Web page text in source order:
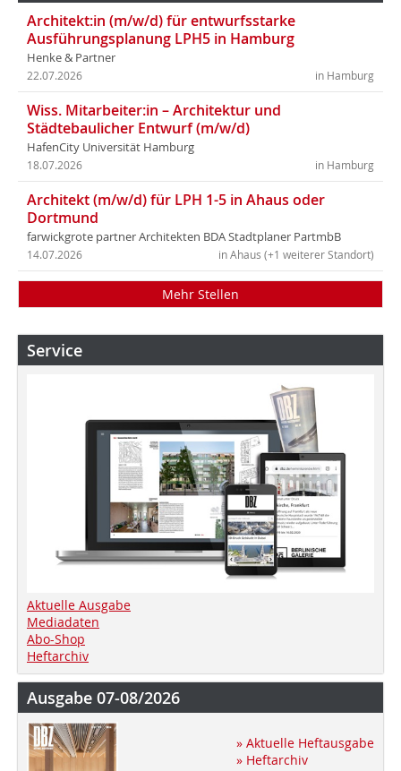
Architekt:in (m/w/d) für entwurfsstarke
Ausführungsplanung LPH5 in Hamburg
Henke & Partner
in Hamburg
22.07.2026
Wiss. Mitarbeiter:in – Architektur und
Städtebaulicher Entwurf (m/w/d)
HafenCity Universität Hamburg
in Hamburg
18.07.2026
Architekt (m/w/d) für LPH 1-5 in Ahaus oder
Dortmund
farwickgrote partner Architekten BDA Stadtplaner PartmbB
in Ahaus (+1 weiterer Standort)
14.07.2026
Mehr Stellen
Service
Aktuelle Ausgabe
Mediadaten
Abo-Shop
Heftarchiv
Ausgabe 07-08/2026
» Aktuelle Heftausgabe
» Heftarchiv